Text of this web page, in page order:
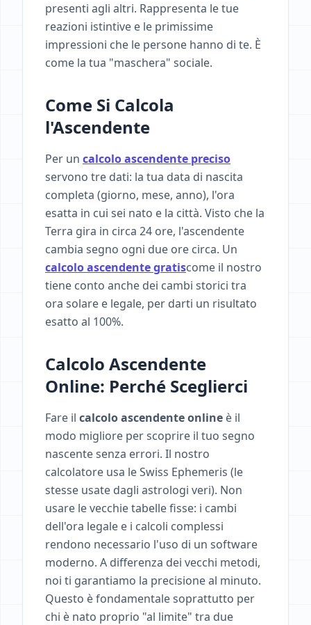
presenti agli altri. Rappresenta le tue
reazioni istintive e le primissime
impressioni che le persone hanno di te. È
come la tua "maschera" sociale.
Come Si Calcola
l'Ascendente
Per un calcolo ascendente preciso
servono tre dati: la tua data di nascita
completa (giorno, mese, anno), l'ora
esatta in cui sei nato e la città. Visto che la
Terra gira in circa 24 ore, l'ascendente
cambia segno ogni due ore circa. Un
calcolo ascendente gratiscome il nostro
tiene conto anche dei cambi storici tra
ora solare e legale, per darti un risultato
esatto al 100%.
Calcolo Ascendente
Online: Perché Sceglierci
Fare il calcolo ascendente online è il
modo migliore per scoprire il tuo segno
nascente senza errori. Il nostro
calcolatore usa le Swiss Ephemeris (le
stesse usate dagli astrologi veri). Non
usare le vecchie tabelle fisse: i cambi
dell'ora legale e i calcoli complessi
rendono necessario l'uso di un software
moderno. A differenza dei vecchi metodi,
noi ti garantiamo la precisione al minuto.
Questo è fondamentale soprattutto per
chi è nato proprio "al limite" tra due